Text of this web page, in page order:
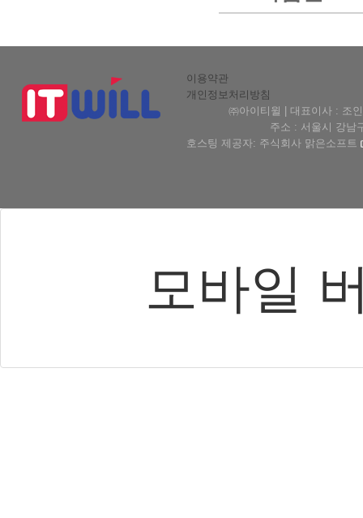
이용약관
개인정보처리방침
㈜아이티윌 | 대표이사 : 조
주소 : 서울시 강남
호스팅 제공자: 주식회사 맑은소프트
모바일